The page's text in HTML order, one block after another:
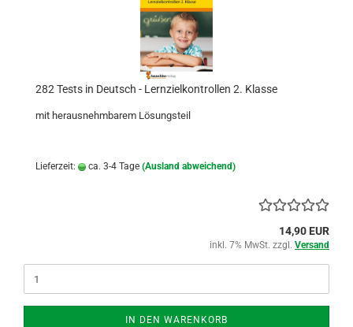
282 Tests in Deutsch - Lernzielkontrollen 2. Klasse
mit herausnehmbarem Lösungsteil
Lieferzeit: ca. 3-4 Tage (Ausland abweichend)
14,90 EUR
inkl. 7% MwSt. zzgl. Versand
IN DEN WARENKORB